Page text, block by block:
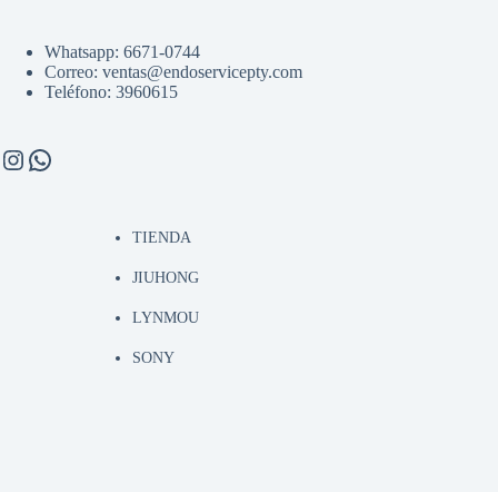
Whatsapp: 6671-0744
Correo: ventas@endoservicepty.com
Teléfono: 3960615
Instagram
WhatsApp
TIENDA
JIUHONG
LYNMOU
SONY